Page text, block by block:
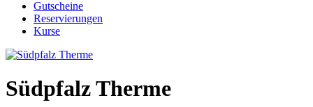
Gutscheine
Reservierungen
Kurse
Südpfalz Therme